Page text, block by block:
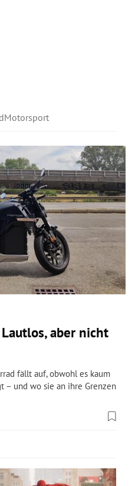
Motorsport
aber nicht
fällt auf, obwohl es kaum
– und wo sie an ihre Grenzen